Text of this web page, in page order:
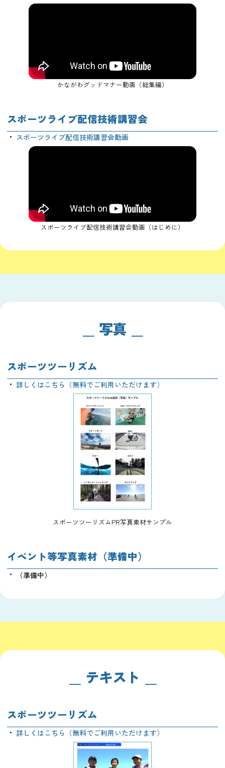
かながわグッドマナー動画（総集編）
スポーツライブ配信技術講習会
スポーツライブ配信技術講習会動画
スポーツライブ配信技術講習会動画（はじめに）
写真
スポーツツーリズム
詳しくはこちら（無料でご利用いただけます）
スポーツツーリズムPR写真素材サンプル
イベント等写真素材（準備中）
（準備中）
テキスト
スポーツツーリズム
詳しくはこちら（無料でご利用いただけます）